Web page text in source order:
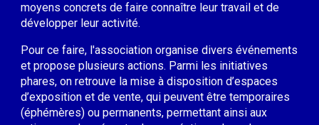
moyens concrets de faire connaître leur travail et de
développer leur activité.
Pour ce faire, l'association organise divers événements
et propose plusieurs actions. Parmi les initiatives
phares, on retrouve la mise à disposition d’espaces
d’exposition et de vente, qui peuvent être temporaires
(éphémères) ou permanents, permettant ainsi aux